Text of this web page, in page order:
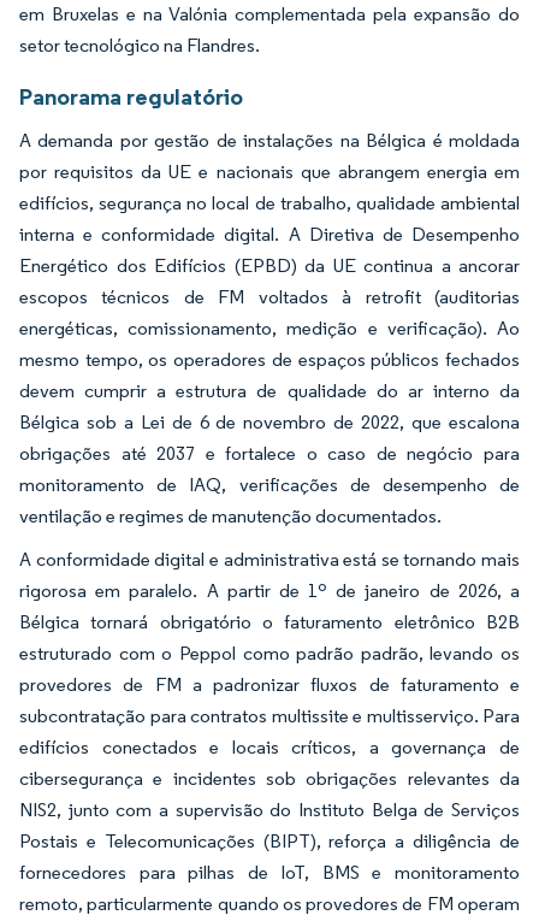
em Bruxelas e na Valónia complementada pela expansão do
setor tecnológico na Flandres.
Panorama regulatório
A demanda por gestão de instalações na Bélgica é moldada
por requisitos da UE e nacionais que abrangem energia em
edifícios, segurança no local de trabalho, qualidade ambiental
interna e conformidade digital. A Diretiva de Desempenho
Energético dos Edifícios (EPBD) da UE continua a ancorar
escopos técnicos de FM voltados à retrofit (auditorias
energéticas, comissionamento, medição e verificação). Ao
mesmo tempo, os operadores de espaços públicos fechados
devem cumprir a estrutura de qualidade do ar interno da
Bélgica sob a Lei de 6 de novembro de 2022, que escalona
obrigações até 2037 e fortalece o caso de negócio para
monitoramento de IAQ, verificações de desempenho de
ventilação e regimes de manutenção documentados.
A conformidade digital e administrativa está se tornando mais
rigorosa em paralelo. A partir de 1º de janeiro de 2026, a
Bélgica tornará obrigatório o faturamento eletrônico B2B
estruturado com o Peppol como padrão padrão, levando os
provedores de FM a padronizar fluxos de faturamento e
subcontratação para contratos multissite e multisserviço. Para
edifícios conectados e locais críticos, a governança de
cibersegurança e incidentes sob obrigações relevantes da
NIS2, junto com a supervisão do Instituto Belga de Serviços
Postais e Telecomunicações (BIPT), reforça a diligência de
fornecedores para pilhas de IoT, BMS e monitoramento
remoto, particularmente quando os provedores de FM operam